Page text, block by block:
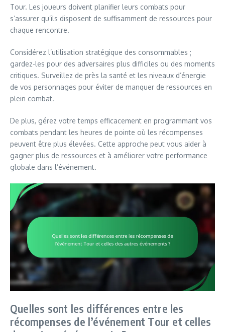
Tour. Les joueurs doivent planifier leurs combats pour
s’assurer qu’ils disposent de suffisamment de ressources pour
chaque rencontre.
Considérez l’utilisation stratégique des consommables ;
gardez-les pour des adversaires plus difficiles ou des moments
critiques. Surveillez de près la santé et les niveaux d’énergie
de vos personnages pour éviter de manquer de ressources en
plein combat.
De plus, gérez votre temps efficacement en programmant vos
combats pendant les heures de pointe où les récompenses
peuvent être plus élevées. Cette approche peut vous aider à
gagner plus de ressources et à améliorer votre performance
globale dans l’événement.
Quelles sont les différences entre les
récompenses de l’événement Tour et celles